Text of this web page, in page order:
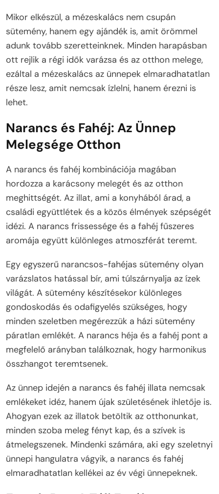
Mikor elkészül, a mézeskalács nem csupán
sütemény, hanem egy ajándék is, amit örömmel
adunk tovább szeretteinknek. Minden harapásban
ott rejlik a régi idők varázsa és az otthon melege,
ezáltal a mézeskalács az ünnepek elmaradhatatlan
része lesz, amit nemcsak ízlelni, hanem érezni is
lehet.
Narancs és Fahéj: Az Ünnep
Melegsége Otthon
A narancs és fahéj kombinációja magában
hordozza a karácsony melegét és az otthon
meghittségét. Az illat, ami a konyhából árad, a
családi együttlétek és a közös élmények szépségét
idézi. A narancs frissessége és a fahéj fűszeres
aromája együtt különleges atmoszférát teremt.
Egy egyszerű narancsos-fahéjas sütemény olyan
varázslatos hatással bír, ami túlszárnyalja az ízek
világát. A sütemény készítésekor különleges
gondoskodás és odafigyelés szükséges, hogy
minden szeletben megérezzük a házi sütemény
páratlan emlékét. A narancs héja és a fahéj pont a
megfelelő arányban találkoznak, hogy harmonikus
összhangot teremtsenek.
Az ünnep idején a narancs és fahéj illata nemcsak
emlékeket idéz, hanem újak születésének ihletője is.
Ahogyan ezek az illatok betöltik az otthonunkat,
minden szoba meleg fényt kap, és a szívek is
átmelegszenek. Mindenki számára, aki egy szeletnyi
ünnepi hangulatra vágyik, a narancs és fahéj
elmaradhatatlan kellékei az év végi ünnepeknek.